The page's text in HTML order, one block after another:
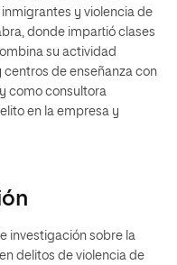
y violencia de
donde impartió clases
su actividad
de enseñanza con
como consultora
en la empresa y
investigación sobre la
delitos de violencia de